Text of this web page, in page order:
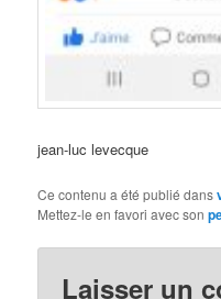
jean-luc levecque
Ce contenu a été publié dans
Mettez-le en favori avec son
Laisser un